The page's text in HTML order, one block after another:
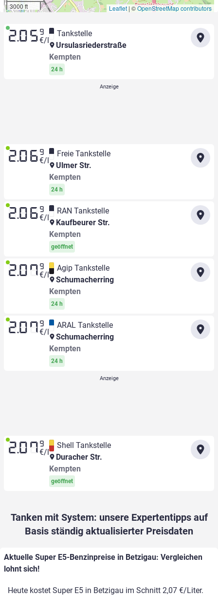
3000 ft
Leaflet | ©OpenStreetMap contributors
2.05 9
€/l
Tankstelle
Ursulasriederstraße
Kempten
24 h
2.06 9
€/l
Freie Tankstelle
Ulmer Str.
Kempten
24 h
2.06 9
€/l
RAN Tankstelle
Kaufbeurer Str.
Kempten
geöffnet
2.07 9
€/l
Agip Tankstelle
Schumacherring
Kempten
24 h
2.07 9
€/l
ARAL Tankstelle
Schumacherring
Kempten
24 h
2.07 9
€/l
Shell Tankstelle
Duracher Str.
Kempten
geöffnet
Tanken mit System: unsere Expertentipps auf
Basis ständig aktualisierter Preisdaten
Aktuelle Super E5-Benzinpreise in Betzigau: Vergleichen
lohnt sich!
Heute kostet Super E5 in Betzigau im Schnitt 2,07 €/Liter.